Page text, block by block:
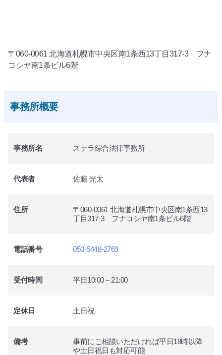
〒060-0061 北海道札幌市中央区南1条西13丁目317-3 フナ
コシヤ南1条ビル6階
事務所概要
事務所名 ステラ綜合法律事務所
代表者 佐藤 光太
住所
〒060-0061 北海道札幌市中央区南1条西13
丁目317-3 フナコシヤ南1条ビル6階
電話番号 050-5448-2769
受付時間 平日10:00～21:00
定休日 土日祝
備考
事前にご相談いただければ平日18時以降
や土日祝日も対応可能